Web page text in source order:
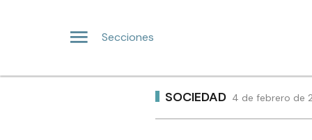
Secciones
SOCIEDAD 4 de febrero de